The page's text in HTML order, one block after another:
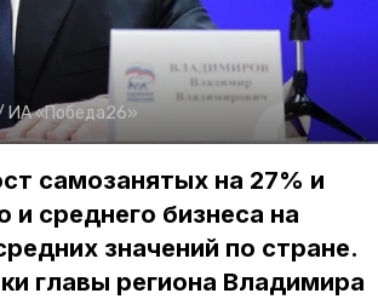
ИА «Победа26»
самозанятых на 27% и
и среднего бизнеса на
значений по стране.
главы региона Владимира